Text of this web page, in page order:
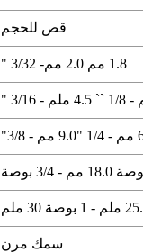
قص للحجم
1.8 مم 2.0 مم- 3/32 "
3/8"
30 ملم
سمك مرن